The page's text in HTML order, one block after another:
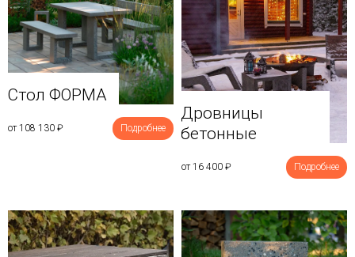
Стол ФОРМА
от 108 130 ₽ Подробнее
Дровницы
бетонные
от 16 400 ₽ Подробнее